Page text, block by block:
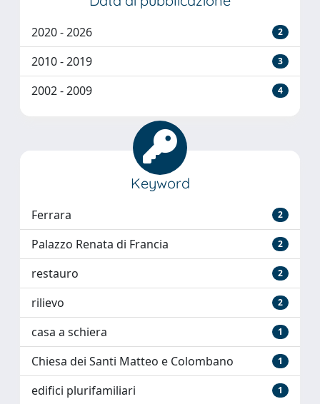
2020 - 2026 2
2010 - 2019 3
2002 - 2009 4
Keyword
Ferrara 2
Palazzo Renata di Francia 2
restauro 2
rilievo 2
casa a schiera 1
Chiesa dei Santi Matteo e Colombano 1
edifici plurifamiliari 1